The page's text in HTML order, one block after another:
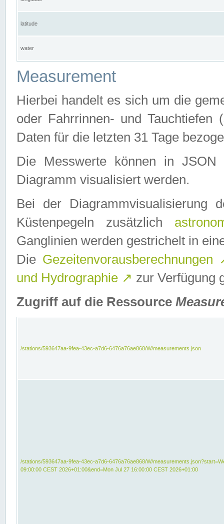
latitude
water
Measurement
Hierbei handelt es sich um die
oder Fahrrinnen- und Tauchtiefen
Daten für die letzten 31 Tage
Die Messwerte können in
Diagramm visualisiert werden.
Bei der Diagrammvisualisierung
Küstenpegeln zusätzlich
Ganglinien werden gestrichelt in
Die Gezeitenvorausberechnungen
und Hydrographie ↗ zur Verfügung
Zugriff auf die Ressource
/stations/593647aa-9fea-43ec-a7d6-6476a76ae868/W/measurements.json
/stations/593647aa-9fea-43ec-a7d6-6476a76ae868/W/
09:00:00 CEST 2026+01:00&end=Mon Jul 27 16:00:00 CEST 2026+01:00